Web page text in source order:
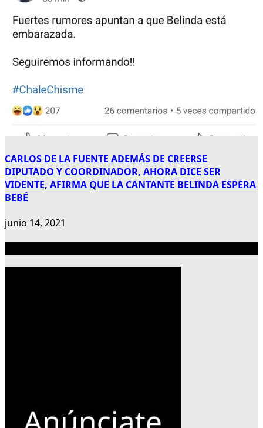
CARLOS DE LA FUENTE ADEMÁS DE CREERSE
DIPUTADO Y COORDINADOR, AHORA DICE SER
VIDENTE, AFIRMA QUE LA CANTANTE BELINDA ESPERA
BEBÉ
junio 14, 2021